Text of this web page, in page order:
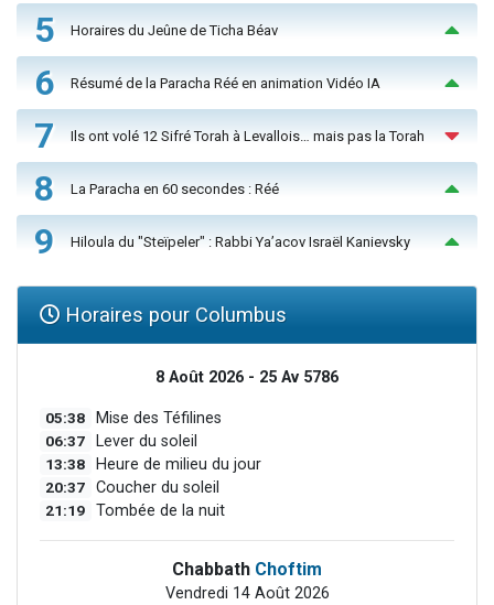
5 Horaires du Jeûne de Ticha Béav
6 Résumé de la Paracha Réé en animation Vidéo IA
7 Ils ont volé 12 Sifré Torah à Levallois… mais pas la Torah
8 La Paracha en 60 secondes : Réé
9 Hiloula du "Steïpeler" : Rabbi Ya’acov Israël Kanievsky
Horaires pour Columbus
8 Août 2026 - 25 Av 5786
05:38 Mise des Téfilines
06:37 Lever du soleil
13:38 Heure de milieu du jour
20:37 Coucher du soleil
21:19 Tombée de la nuit
Chabbath Choftim
Vendredi 14 Août 2026